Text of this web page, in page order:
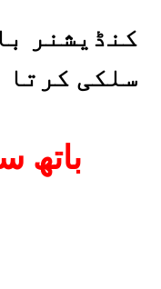
کنڈیشنر
سلکی کرتا
باتھ